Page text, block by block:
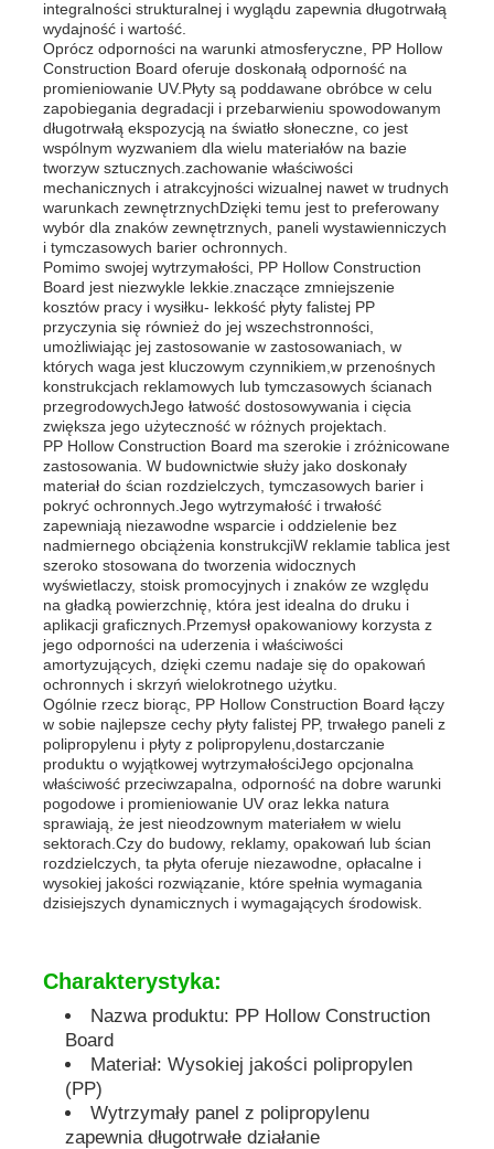
PP Advertising Board
Arkusz z tworzywa PP
Zarząd PPS
Płyta polipropylenowa trudnopalna
PP Hollow Construction Board
Płyta ścienna PP
arkusz polipropylenowy
Rury PP
łączniki rurowe z polipropylenu
integralności strukturalnej i wyglądu zapewnia długotrwałą
wydajność i wartość.
Oprócz odporności na warunki atmosferyczne, PP Hollow
Construction Board oferuje doskonałą odporność na
promieniowanie UV.Płyty są poddawane obróbce w celu
zapobiegania degradacji i przebarwieniu spowodowanym
długotrwałą ekspozycją na światło słoneczne, co jest
wspólnym wyzwaniem dla wielu materiałów na bazie
tworzyw sztucznych.zachowanie właściwości
mechanicznych i atrakcyjności wizualnej nawet w trudnych
warunkach zewnętrznychDzięki temu jest to preferowany
wybór dla znaków zewnętrznych, paneli wystawienniczych
i tymczasowych barier ochronnych.
Pomimo swojej wytrzymałości, PP Hollow Construction
Board jest niezwykle lekkie.znaczące zmniejszenie
kosztów pracy i wysiłku- lekkość płyty falistej PP
przyczynia się również do jej wszechstronności,
umożliwiając jej zastosowanie w zastosowaniach, w
których waga jest kluczowym czynnikiem,w przenośnych
konstrukcjach reklamowych lub tymczasowych ścianach
przegrodowychJego łatwość dostosowywania i cięcia
zwiększa jego użyteczność w różnych projektach.
PP Hollow Construction Board ma szerokie i zróżnicowane
zastosowania. W budownictwie służy jako doskonały
materiał do ścian rozdzielczych, tymczasowych barier i
pokryć ochronnych.Jego wytrzymałość i trwałość
zapewniają niezawodne wsparcie i oddzielenie bez
nadmiernego obciążenia konstrukcjiW reklamie tablica jest
szeroko stosowana do tworzenia widocznych
wyświetlaczy, stoisk promocyjnych i znaków ze względu
na gładką powierzchnię, która jest idealna do druku i
aplikacji graficznych.Przemysł opakowaniowy korzysta z
jego odporności na uderzenia i właściwości
amortyzujących, dzięki czemu nadaje się do opakowań
ochronnych i skrzyń wielokrotnego użytku.
Ogólnie rzecz biorąc, PP Hollow Construction Board łączy
w sobie najlepsze cechy płyty falistej PP, trwałego paneli z
polipropylenu i płyty z polipropylenu,dostarczanie
produktu o wyjątkowej wytrzymałościJego opcjonalna
właściwość przeciwzapalna, odporność na dobre warunki
pogodowe i promieniowanie UV oraz lekka natura
sprawiają, że jest nieodzownym materiałem w wielu
sektorach.Czy do budowy, reklamy, opakowań lub ścian
rozdzielczych, ta płyta oferuje niezawodne, opłacalne i
wysokiej jakości rozwiązanie, które spełnia wymagania
dzisiejszych dynamicznych i wymagających środowisk.
Charakterystyka:
Nazwa produktu: PP Hollow Construction
Board
Materiał: Wysokiej jakości polipropylen
(PP)
Wytrzymały panel z polipropylenu
zapewnia długotrwałe działanie